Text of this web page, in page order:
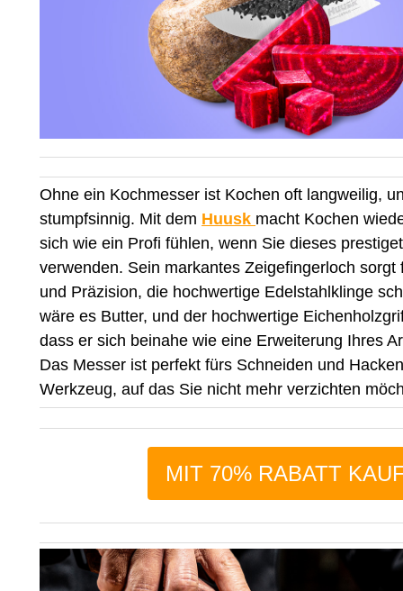
Ohne ein Kochmesser ist Kochen oft langweilig,
stumpfsinnig. Mit dem Huusk macht Kochen
sich wie ein Profi fühlen, wenn Sie dieses
verwenden. Sein markantes Zeigefingerloch sorgt
und Präzision, die hochwertige Edelstahlklinge
wäre es Butter, und der hochwertige
dass er sich beinahe wie eine Erweiterung Ihres
Das Messer ist perfekt fürs Schneiden und
Werkzeug, auf das Sie nicht mehr verzichten
MIT 70% RABATT